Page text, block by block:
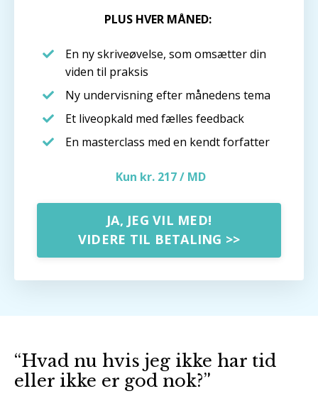
PLUS HVER MÅNED:
En ny skriveøvelse, som omsætter din
viden til praksis
Ny undervisning efter månedens tema
Et liveopkald med fælles feedback
En masterclass med en kendt forfatter
Kun kr. 217 / MD
JA, JEG VIL MED!
VIDERE TIL BETALING >>
“Hvad nu hvis jeg ikke har tid
eller ikke er god nok?”